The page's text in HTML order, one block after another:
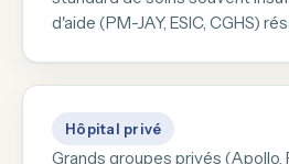
d'aide (PM-JAY, ESIC, CGHS)
Hôpital privé
Grands groupes privés (Apollo,